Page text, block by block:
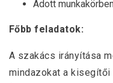
Adott
Főbb feladatok:
A szakács irányítása
mindazokat a